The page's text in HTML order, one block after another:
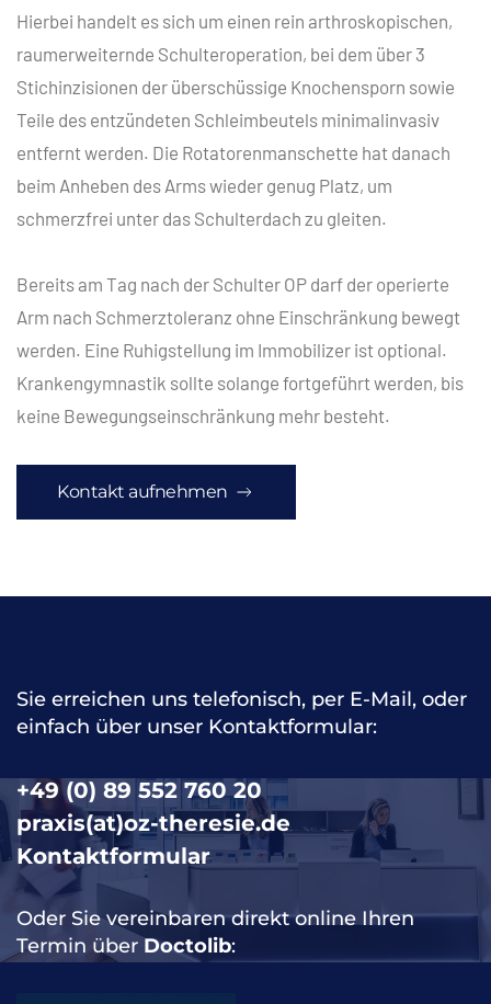
Hierbei handelt es sich um einen rein arthroskopischen,
raumerweiternde Schulteroperation, bei dem über 3
Stichinzisionen der überschüssige Knochensporn sowie
Teile des entzündeten Schleimbeutels minimalinvasiv
entfernt werden. Die Rotatorenmanschette hat danach
beim Anheben des Arms wieder genug Platz, um
schmerzfrei unter das Schulterdach zu gleiten.
Bereits am Tag nach der Schulter OP darf der operierte
Arm nach Schmerztoleranz ohne Einschränkung bewegt
werden. Eine Ruhigstellung im Immobilizer ist optional.
Krankengymnastik sollte solange fortgeführt werden, bis
keine Bewegungseinschränkung mehr besteht.
Kontakt aufnehmen
Sie erreichen uns telefonisch, per E-Mail, oder
einfach über unser Kontaktformular:
+49 (0) 89 552 760 20
praxis(at)oz-theresie.de
Kontaktformular
Oder Sie vereinbaren direkt online Ihren
Termin überDoctolib: